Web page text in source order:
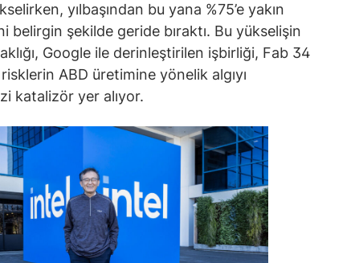
yılbaşından bu yana %75’e yakın
belirgin şekilde geride bıraktı. Bu yükselişin
Google ile derinleştirilen işbirliği, Fab 34
ABD üretimine yönelik algıyı
katalizör yer alıyor.